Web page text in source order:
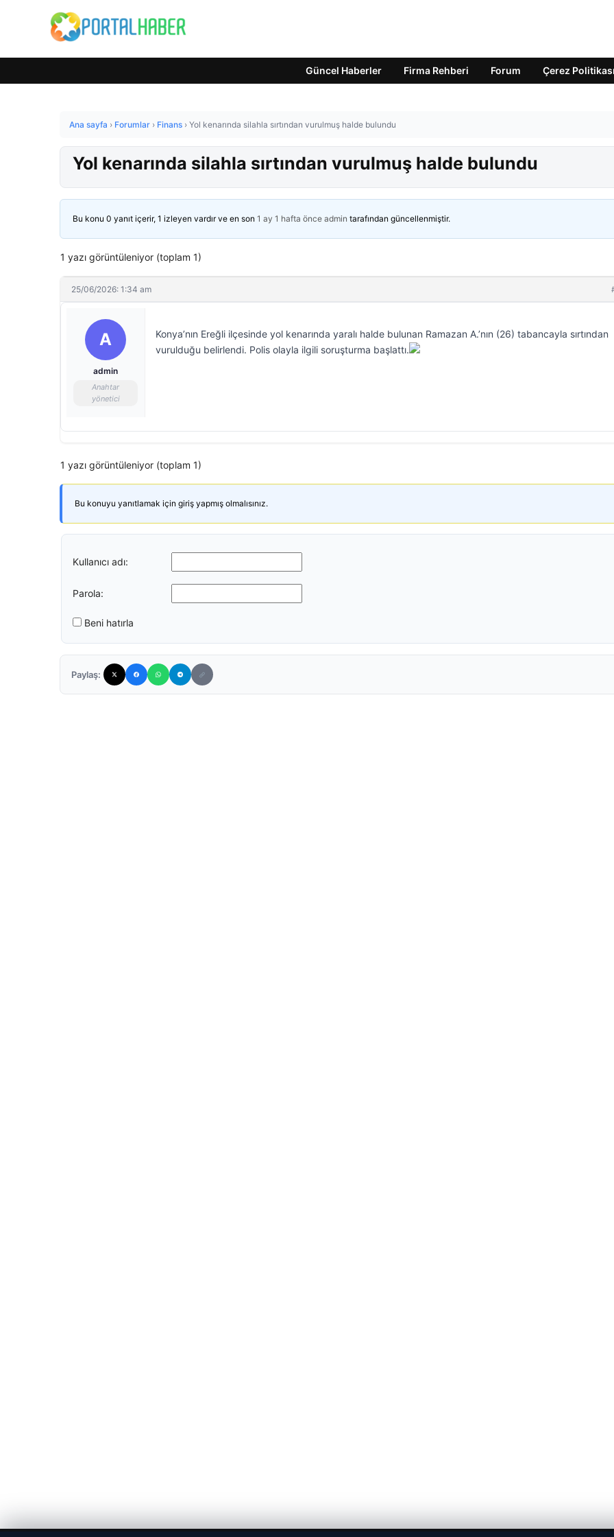
Güncel Haberler Firma Rehberi Forum Çerez Politikası
Ana sayfa › Forumlar › Finans › Yol kenarında silahla sırtından vurulmuş halde bulundu
Yol kenarında silahla sırtından vurulmuş halde bulundu
Bu konu 0 yanıt içerir, 1 izleyen vardır ve en son 1 ay 1 hafta önce admin tarafından güncellenmiştir.
1 yazı görüntüleniyor (toplam 1)
25/06/2026: 1:34 am
A
admin
Anahtar
yönetici
Konya’nın Ereğli ilçesinde yol kenarında yaralı halde bulunan Ramazan A.’nın (26) tabancayla sırtından
vurulduğu belirlendi. Polis olayla ilgili soruşturma başlattı.
1 yazı görüntüleniyor (toplam 1)
Bu konuyu yanıtlamak için giriş yapmış olmalısınız.
Kullanıcı adı:
Parola:
Beni hatırla
Paylaş: